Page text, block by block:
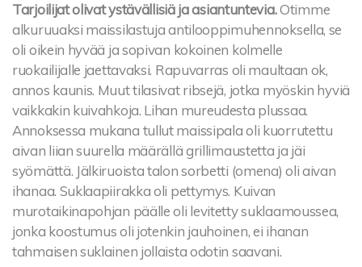
Tarjoilijat olivat ystävällisiä ja asiantuntevia.Otimme
alkuruuaksi maissilastuja antilooppimuhennoksella, se
oli oikein hyvää ja sopivan kokoinen kolmelle
ruokailijalle jaettavaksi. Rapuvarras oli maultaan ok,
annos kaunis. Muut tilasivat ribsejä, jotka myöskin hyviä
vaikkakin kuivahkoja. Lihan mureudesta plussaa.
Annoksessa mukana tullut maissipala oli kuorrutettu
aivan liian suurella määrällä grillimaustetta ja jäi
syömättä. Jälkiruoista talon sorbetti (omena) oli aivan
ihanaa. Suklaapiirakka oli pettymys. Kuivan
murotaikinapohjan päälle oli levitetty suklaamoussea,
jonka koostumus oli jotenkin jauhoinen, ei ihanan
tahmaisen suklainen jollaista odotin saavani.